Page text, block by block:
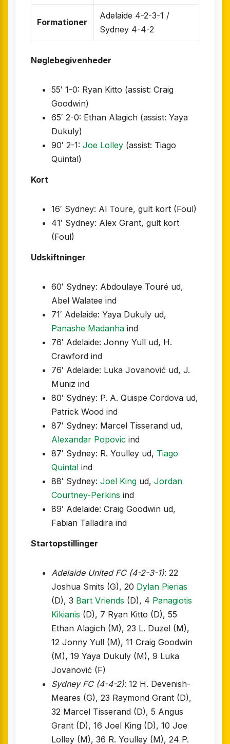
Formationer
Adelaide 4-2-3-1 /
Sydney 4-4-2
Nøglebegivenheder
55′ 1-0: Ryan Kitto (assist: Craig
Goodwin)
65′ 2-0: Ethan Alagich (assist: Yaya
Dukuly)
90′ 2-1: Joe Lolley (assist: Tiago
Quintal)
Kort
16′ Sydney: Al Toure, gult kort (Foul)
41′ Sydney: Alex Grant, gult kort
(Foul)
Udskiftninger
60′ Sydney: Abdoulaye Touré ud,
Abel Walatee ind
71′ Adelaide: Yaya Dukuly ud,
Panashe Madanha ind
76′ Adelaide: Jonny Yull ud, H.
Crawford ind
76′ Adelaide: Luka Jovanović ud, J.
Muniz ind
80′ Sydney: P. A. Quispe Cordova ud,
Patrick Wood ind
87′ Sydney: Marcel Tisserand ud,
Alexandar Popovic ind
87′ Sydney: R. Youlley ud, Tiago
Quintal ind
88′ Sydney: Joel King ud, Jordan
Courtney-Perkins ind
89′ Adelaide: Craig Goodwin ud,
Fabian Talladira ind
Startopstillinger
Adelaide United FC (4-2-3-1): 22
Joshua Smits (G), 20 Dylan Pierias
(D), 3 Bart Vriends (D), 4 Panagiotis
Kikianis (D), 7 Ryan Kitto (D), 55
Ethan Alagich (M), 23 L. Duzel (M),
12 Jonny Yull (M), 11 Craig Goodwin
(M), 19 Yaya Dukuly (M), 9 Luka
Jovanović (F)
Sydney FC (4-4-2): 12 H. Devenish-
Meares (G), 23 Raymond Grant (D),
32 Marcel Tisserand (D), 5 Angus
Grant (D), 16 Joel King (D), 10 Joe
Lolley (M), 36 R. Youlley (M), 24 P.